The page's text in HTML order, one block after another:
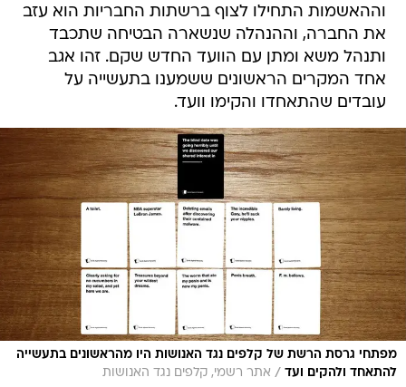
וההאשמות התחילו לצוף ברשתות החבריות הוא עזב
את החברה, וההנהלה שנשארה הבטיחה שתכבד
ותנהל משא ומתן עם הוועד החדש שקם. זהו אגב
אחד המקרים הראשונים ששמענו בתעשייה על
עובדים שהתאחדו והקימו וועד.
מפתחי גרסת הרשת של קלפים נגד האנושות היו מהראשונים בתעשייה
להתאחד ולהקים ועד / אתר רשמי, קלפים נגד האנושות